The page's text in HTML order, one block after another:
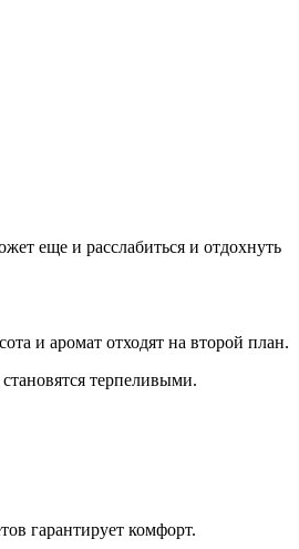
еще и расслабиться и отдохнуть
и аромат отходят на второй план.
терпеливыми.
гарантирует комфорт.